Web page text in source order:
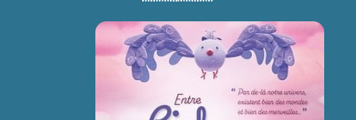
ENTRE CIEL ET TERRE